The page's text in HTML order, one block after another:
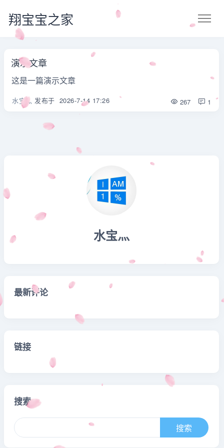
翔宝宝之家
演示文章
这是一篇演示文章
水宝灬 发布于 2026-7-14 17:26 267 1
水宝灬
最新评论
链接
搜索